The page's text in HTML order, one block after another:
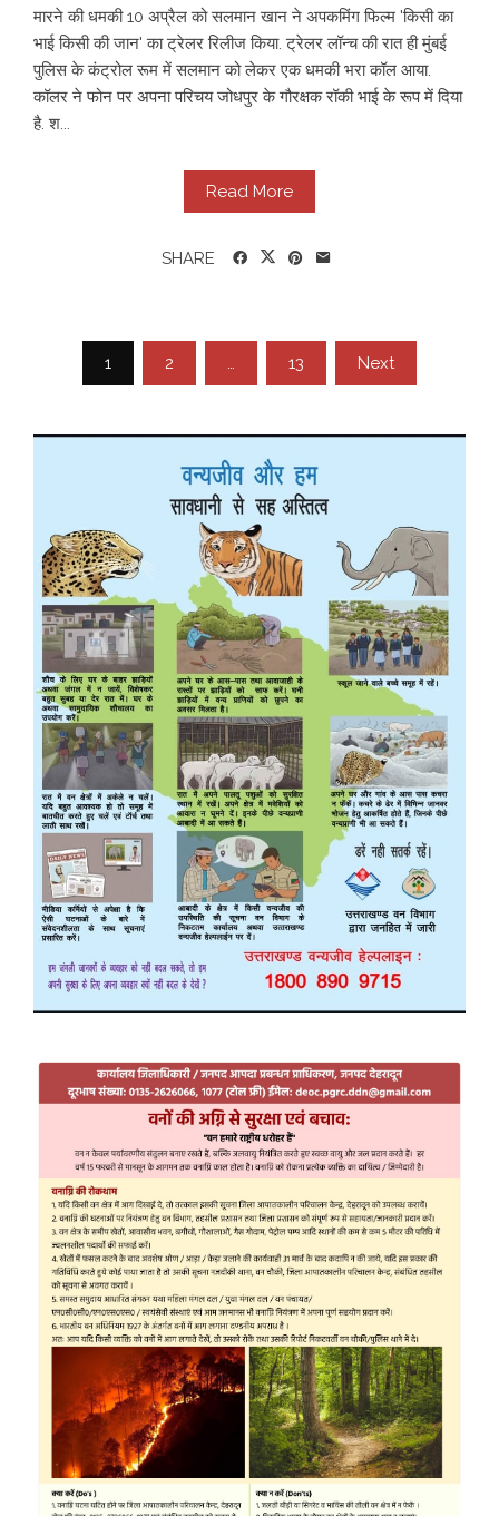
मारने की धमकी 10 अप्रैल को सलमान खान ने अपकमिंग फिल्म 'किसी का
भाई किसी की जान' का ट्रेलर रिलीज किया. ट्रेलर लॉन्च की रात ही मुंबई
पुलिस के कंट्रोल रूम में सलमान को लेकर एक धमकी भरा कॉल आया.
कॉलर ने फोन पर अपना परिचय जोधपुर के गौरक्षक रॉकी भाई के रूप में दिया
है. श...
Read More
SHARE
Posts
pagination
1 2 … 13 Next